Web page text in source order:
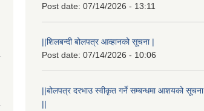
Post date: 07/14/2026 - 13:11
||शिलबन्दी बोलपत्र आव्हानको सूचना |
Post date: 07/14/2026 - 10:06
||बोलपत्र दरभाउ स्वीकृत गर्ने सम्बन्धमा आशयको सूचना
||